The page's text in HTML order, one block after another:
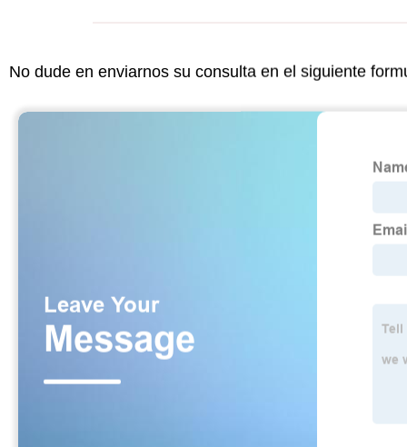
No dude en enviarnos su consulta en el siguiente